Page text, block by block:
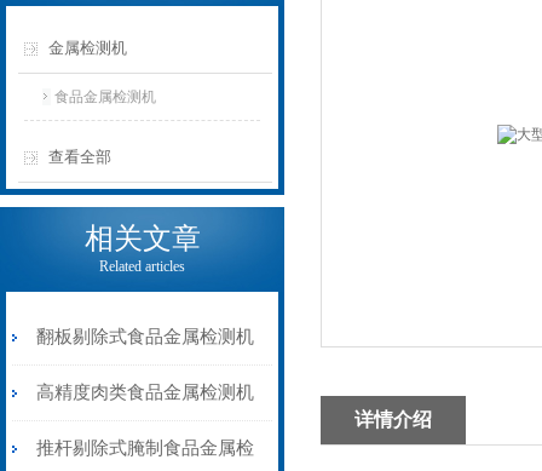
金属检测机
食品金属检测机
查看全部
相关文章
Related articles
翻板剔除式食品金属检测机
速冻肉类金属检测器
高精度肉类食品金属检测机
推杆剔除式
推杆剔除式腌制食品金属检
详情介绍